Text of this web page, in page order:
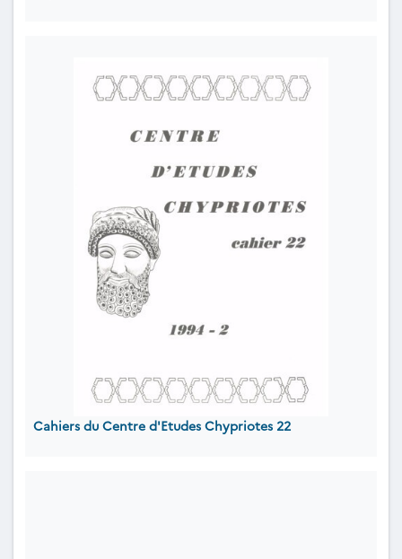
Cahiers du Centre d'Etudes Chypriotes 22